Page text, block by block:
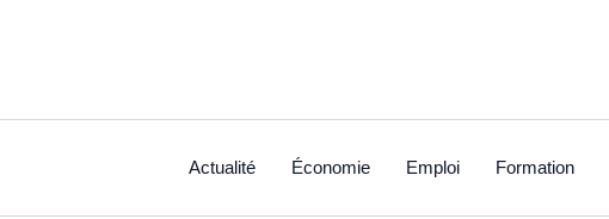
Actualité Économie Emploi Formation